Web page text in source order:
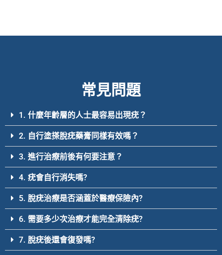
常見問題
1. 什麼年齡層的人士最容易出現疣？
2. 自行塗搽脫疣藥膏同樣有效嗎？
3. 進行治療前後有何要注意？
4. 疣會自行消失嗎?
5. 脫疣治療是否涵蓋於醫療保險內?
6. 需要多少次治療才能完全清除疣?
7. 脫疣後還會復發嗎?